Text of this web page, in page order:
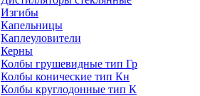
Изгибы
Капельницы
Каплеуловители
Керны
Колбы грушевидные тип Гр
Колбы конические тип Кн
Колбы круглодонные тип К